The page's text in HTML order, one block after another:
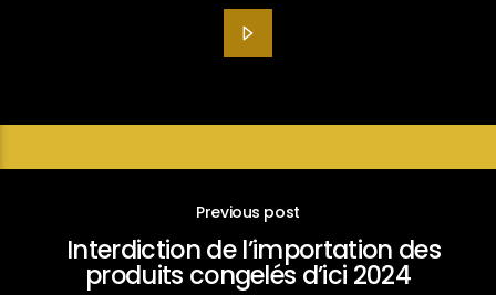
Previous post
Interdiction de l’importation des
produits congelés d’ici 2024